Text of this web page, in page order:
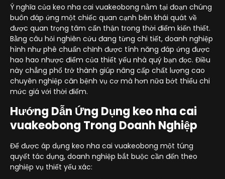
Ý nghĩa của keo nha cai vuakeobong nằm tại đoạn chúng
buôn đáp ứng một chiếc quan cạnh bên khái quát về
được quan trọng tâm cẩn thận trong thời điểm kiến thiết.
Bằng câu hỏi nghiên cứu đang từng chi tiết, doanh nghiệp
hình như phê chuẩn chỉnh được tính năng đáp ứng được
hao hao nhược điểm của thiết yếu nhà quý bạn đọc. Điều
này chẳng phổ trở thành giúp nâng cấp chất lượng cao
chuyên nghiệp căn bệnh vụ cơ mà hơn nữa bớt thiểu chi
mức giá với thời điểm.
Hướng Dẫn Ứng Dụng keo nha cai
vuakeobong Trong Doanh Nghiệp
Để được áp dụng keo nha cai vuakeobong một túng
quyết tác dụng, doanh nghiệp bắt buộc cần đến theo
nghiệp vụ thiết yếu xác: